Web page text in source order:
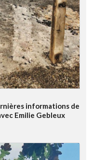
informations de
Emilie Gebleux